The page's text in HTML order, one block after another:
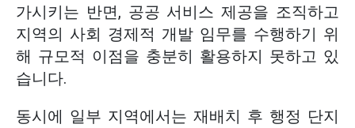
가시키는 반면, 공공 서비스 제공을 조직하고
지역의 사회 경제적 개발 임무를 수행하기 위
해 규모적 이점을 충분히 활용하지 못하고 있
습니다.
동시에 일부 지역에서는 재배치 후 행정 단지